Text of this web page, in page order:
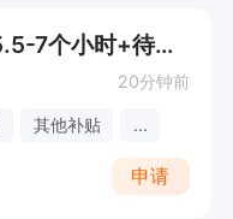
导购员（45岁内+半天班5.5-7个小时+待遇好）
20分钟前
其他补贴 ...
申请